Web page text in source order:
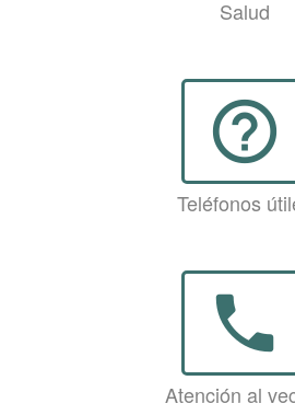
Salud
help_outline
Teléfonos
phone
Atención al